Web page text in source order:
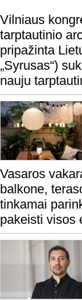
Vilniaus
tarptautinio
pripažinta
„Syrusas“)
nauju
Vasaros
balkone,
tinkamai
pakeisti visos